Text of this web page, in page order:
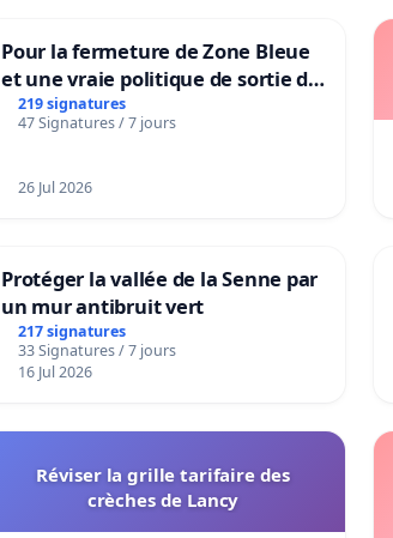
Pour la fermeture de Zone Bleue
et une vraie politique de sortie de
la dépendance
219 signatures
47 Signatures / 7 jours
26 Jul 2026
Protéger la vallée de la Senne par
un mur antibruit vert
217 signatures
33 Signatures / 7 jours
16 Jul 2026
Réviser la grille tarifaire des
crèches de Lancy